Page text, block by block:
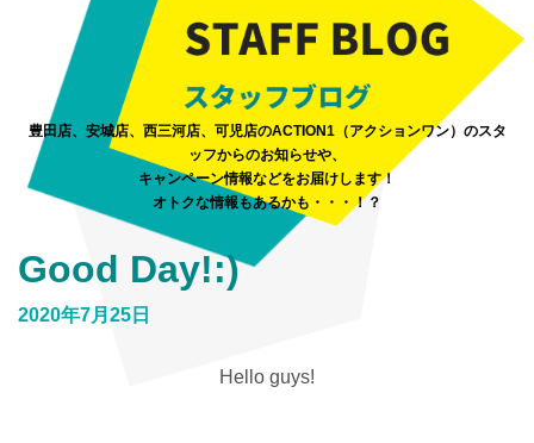
豊田店、安城店、西三河店、可児店のACTION1（アクションワン）のスタ
ッフからのお知らせや、
キャンペーン情報などをお届けします！
オトクな情報もあるかも・・・！？
Good Day!:)
2020年7月25日
Hello guys!